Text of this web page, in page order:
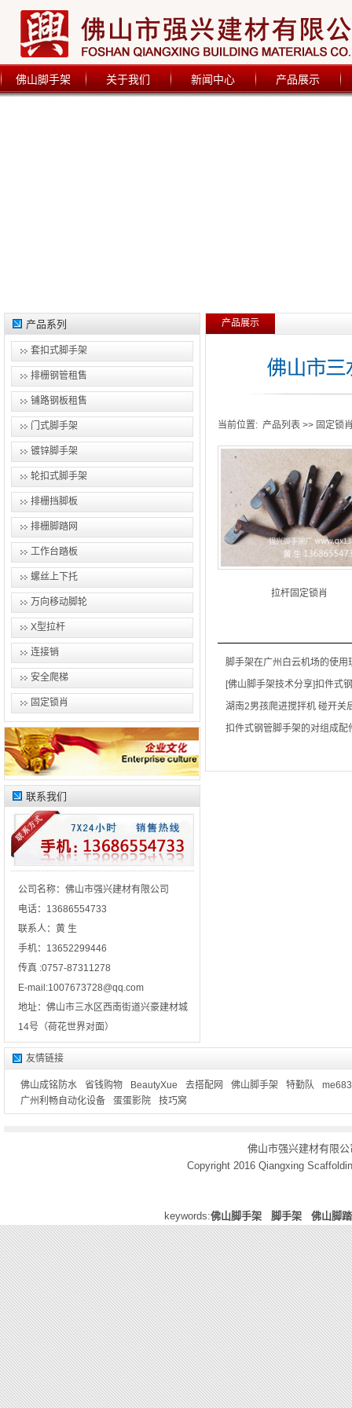
佛山脚手架 关于我们 新闻中心 产品展示
产品展示
当前位置: 产品列表 >> 固定锁
拉杆固定锁肖
脚手架在广州白云机场的使用
[佛山脚手架技术分享]扣件式
湖南2男孩爬进搅拌机 碰开关
扣件式钢管脚手架的对组成配
产品系列
套扣式脚手架
排栅钢管租售
铺路钢板租售
门式脚手架
镀锌脚手架
轮扣式脚手架
排栅挡脚板
排栅脚踏网
工作台踏板
螺丝上下托
万向移动脚轮
X型拉杆
连接销
安全爬梯
固定锁肖
联系我们
公司名称： 佛山市强兴建材有限公司
电话：
13686554733
联系人： 黄 生
手机：
13652299446
传真 :0757-87311278
E-mail:1007673728@qq.com
地址： 佛山市三水区西南街道兴豪建材城
14号（荷花世界对面）
友情链接
佛山成铭防水 省钱购物 BeautyXue 去搭配网 佛山脚手架 特勤队
广州利畅自动化设备
蛋蛋影院 技巧窝
佛山市强兴建材有限公
Copyright 2016 Qiangxing
keywords:佛山脚手架 脚手架 佛山脚